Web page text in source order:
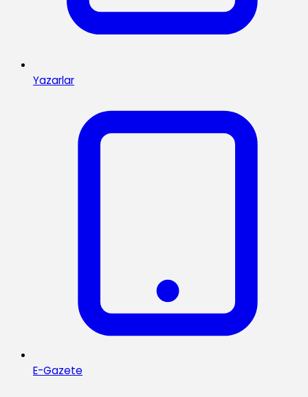
Yazarlar
E-Gazete